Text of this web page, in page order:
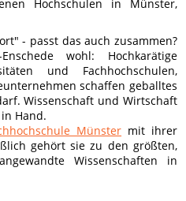
Hochschulen in Münster,
- passt das auch zusammen?
wohl: Hochkarätige
und Fachhochschulen,
schaffen geballtes
Wissenschaft und Wirtschaft
Hand.
Münster mit ihrer
gehört sie zu den größten,
Wissenschaften in